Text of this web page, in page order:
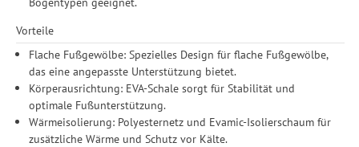
erforderlich und gilt, bis sie widerrufen wird. Sie können Ihre
Einwilligung unter Einstellungen lediglich für bestimmte
Drittanbieter erteilen und jederzeit für die Zukunft widerrufen.
Vorteile
Flache Fußgewölbe: Spezielles Design für flache Fußgewölbe,
das eine angepasste Unterstützung bietet.
Körperausrichtung: EVA-Schale sorgt für Stabilität und
optimale Fußunterstützung.
Wärmeisolierung: Polyesternetz und Evamic-Isolierschaum für
zusätzliche Wärme und Schutz vor Kälte.